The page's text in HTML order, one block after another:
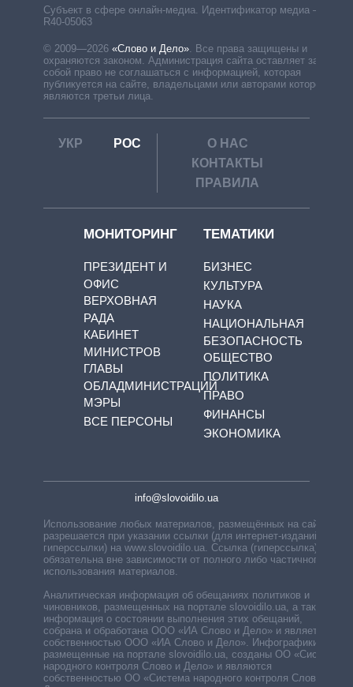
Субъект в сфере онлайн-медиа. Идентификатор медиа –
R40-05063
© 2009—2026 «Слово и Дело». Все права защищены и
охраняются законом. Администрация сайта оставляет за
собой право не соглашаться с информацией, которая
публикуется на сайте, владельцами или авторами которой
являются третьи лица.
УКР РОС
О НАС
КОНТАКТЫ
ПРАВИЛА
МОНИТОРИНГ
ПРЕЗИДЕНТ И
ОФИС
ВЕРХОВНАЯ
РАДА
КАБИНЕТ
МИНИСТРОВ
ГЛАВЫ
ОБЛАДМИНИСТРАЦИЙ
МЭРЫ
ВСЕ ПЕРСОНЫ
ТЕМАТИКИ
БИЗНЕС
КУЛЬТУРА
НАУКА
НАЦИОНАЛЬНАЯ
БЕЗОПАСНОСТЬ
ОБЩЕСТВО
ПОЛИТИКА
ПРАВО
ФИНАНСЫ
ЭКОНОМИКА
info@slovoidilo.ua
Использование любых материалов, размещённых на сайте,
разрешается при указании ссылки (для интернет-изданий —
гиперссылки) на www.slovoidilo.ua. Ссылка (гиперссылка)
обязательна вне зависимости от полного либо частичного
использования материалов.
Аналитическая информация об обещаниях политиков и
чиновников, размещенных на портале slovoidilo.ua, а также
информация о состоянии выполнения этих обещаний,
собрана и обработана ООО «ИА Слово и Дело» и является
собственностью ООО «ИА Слово и Дело». Инфографики,
размещенные на портале slovoidilo.ua, созданы ОО «Система
народного контроля Слово и Дело» и являются
собственностью ОО «Система народного контроля Слово и